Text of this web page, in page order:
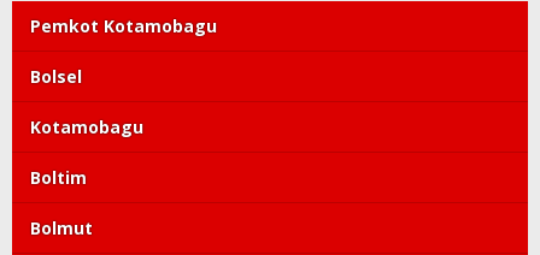
Pemkot Kotamobagu
Bolsel
Kotamobagu
Boltim
Bolmut